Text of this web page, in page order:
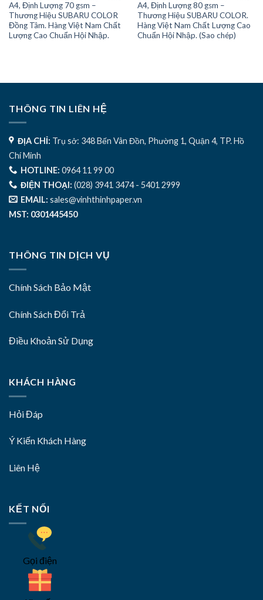
A4, Định Lượng 70 gsm –
Thương Hiệu SUBARU COLOR
Đồng Tâm. Hàng Việt Nam Chất
Lượng Cao Chuẩn Hội Nhập.
A4, Định Lượng 80 gsm –
Thương Hiệu SUBARU COLOR.
Hàng Việt Nam Chất Lượng Cao
Chuẩn Hội Nhập. (Sao chép)
THÔNG TIN LIÊN HỆ
ĐỊA CHỈ: Trụ sở: 348 Bến Vân Đồn, Phường 1, Quận 4, TP. Hồ
Chí Minh
HOTLINE: 0964 11 99 00
ĐIỆN THOẠI: (028) 3941 3474 - 5401 2999
EMAIL: sales@vinhthinhpaper.vn
MST: 0301445450
THÔNG TIN DỊCH VỤ
Chính Sách Bảo Mật
Chính Sách Đổi Trả
Điều Khoản Sử Dụng
KHÁCH HÀNG
Hỏi Đáp
Ý Kiến Khách Hàng
Liên Hệ
KẾT NỐI
Gọi điện